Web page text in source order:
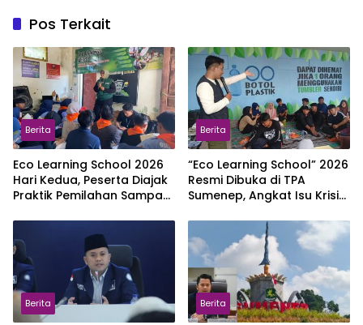
Pos Terkait
Berita
Eco Learning School 2026
Hari Kedua, Peserta Diajak
Praktik Pemilahan Sampah
Berita
“Eco Learning School” 2026
Resmi Dibuka di TPA
Sumenep, Angkat Isu Krisis
Berita Berita